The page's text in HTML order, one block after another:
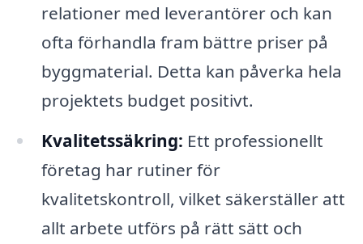
relationer med leverantörer och kan
ofta förhandla fram bättre priser på
byggmaterial. Detta kan påverka hela
projektets budget positivt.
Kvalitetssäkring: Ett professionellt
företag har rutiner för
kvalitetskontroll, vilket säkerställer att
allt arbete utförs på rätt sätt och